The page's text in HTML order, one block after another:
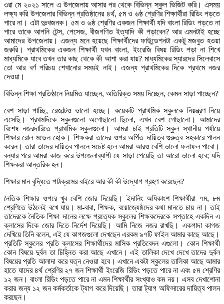
৩রা মে ২০২১ সালে এ উপজেলায় আসার পর থেকে বিভিন্ন স্কুল ভিজিট করি। এসময়
লক্ষ্য করি উপজেলার বিভিন্ন প্রতিষ্ঠানের ৪র্থ, ৫ম ও ৬ষ্ঠ শ্রেণির শিক্ষার্থীরা রিডিং পড়তে
পারে না। এটা দুঃখজনক। ৫ম ও ৬ষ্ঠ শ্রেণির একজন শিক্ষার্থী যদি বাংলা রিডিং পড়তে না
পারে তাকে আপনি টেন্স, পেসেজ, বীজগণিত ইত্যাদি কী পড়াবেন? আর এমনটাই হচ্ছে
আমাদের উপজেলায়। এজন্য মনে হয়েছে শিক্ষার্থীদের ফাউন্ডেশনটা একটু মজবুত হওয়া
জরুরি। প্রাথমিকের একজন শিক্ষার্থী যখন বাংলা, ইংরেজি বিষয় রিডিং পড়া না শিখে
মাধ্যমিকে যাবে তখন তার কাছ থেকে কী আশা করা যায়? মাধ্যমিকের স্যারদের সিলেবাসে
তো আর বর্ণ পরিচয় শেখানোর সময়ই নাই। এজন্য প্রাথমিকের দিকে প্রথমে নজর
দেওয়া।
বিভিন্ন শিক্ষা প্রতিষ্ঠানে নিয়মিত যাচ্ছেন, অতিরিক্ত সময় দিচ্ছেন, কেমন সাড়া পাচ্ছেন?
বেশ সাড়া পাচ্ছি, রেজাল্টও ভালো হচ্ছে। কয়েকটি প্রাথমিক স্কুলকে নিয়ন্ত্রণ নিয়ে
এসেছি। প্রথমদিকে স্কুলগুলো অগোছালো ছিলো, এখন বেশ গোছালো। আমাদের
বিশেষ নজরদারিতে প্রাথমিক স্কুলগুলো। আমরা চাই প্রতিটি স্কুল স্থানীয় পর্যায়ে
শিক্ষার রোল মডেল হোক। শিক্ষকরা তাদের ওপর অর্পিত দায়িত্ব গুরুত্ব সহকারে পালন
করেন। তারা তাদের দায়িত্ব পালনে সচেষ্ট হলে আমরা আরও বেশি ভালো ফলাফল পাবো।
বন্যার পরে আমরা কাজ করে উপজেলাব্যাপী যে সাড়া পেয়েছি তা আরো ভালো হবে; যদি
শিক্ষকরা আন্তরিক হন।
শিক্ষার মান বৃদ্ধিতে পাঠক্রমের বাইরে আর কী কী উদ্যোগ গ্রহণ করেছেন?
নৈতিক শিক্ষার ওপরে খুব বেশি জোর দিয়েছি। ইদানিং অধিকাংশ শিক্ষার্থীরা ৭ম, ৮ম
শ্রেণিতে উঠলেই বখে যায়। মা-বাবা, শিক্ষক, বয়োজ্যেষ্ঠদের কথা মানতে চায় না। তাই
তাদেরকে নৈতিক শিক্ষা দানের লক্ষে প্রত্যেক স্কুলের শিক্ষকদেরকে সপ্তাহে একদিন এ
ক্লাসের দিকে জোর দিতে নির্দেশ দিয়েছি। আমি নিজে নজর রাখছি। একগাদা কাগজ
দেখিয়ে তিনি বলেন, এই যে কাগজগুলো দেখছেন এরকম ৯৭টি ফাইল আমার কাছে আছে।
প্রতিটি স্কুলের প্রতি ক্লাসের শিক্ষার্থীদের মাসিক প্রতিবেদন এগুলো। কোন শিক্ষার্থী
কোন বিষয়ে দুর্বল তা চিহ্নিত করা আছে এখানে। এই তালিকা দেখে দেখে তাদের দুর্বল
বিষয়ের প্রতি আলাদা করে যত্ন নেওয়া হবে। এখানে একটা স্কুলের তালিকা আছে আমার
হাতে যাদের ৪র্থ শ্রেণির ২৭ জন শিক্ষার্থী ইংরেজি রিডিং পড়তে পারে না এবং ৫ম শ্রেণির
১২ জন। বাংলা রিডিং পড়তে পারে না এমন শিক্ষার্থীর সংখ্যাও কম নয়। এসব দেখাশোনা
করার জন্য ১২ জন কর্মকর্তাকে ট্যাগ করে দিয়েছি। তারা ট্যাগ অফিসারের দায়িত্ব পালন
করছেন।